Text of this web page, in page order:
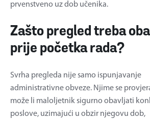
prvenstveno uz dob učenika.
Zašto pregled treba
prije početka rada?
Svrha pregleda nije samo ispunjavanje
administrativne obveze. Njime se
može li maloljetnik sigurno obavljati
poslove, uzimajući u obzir njegovu dob,